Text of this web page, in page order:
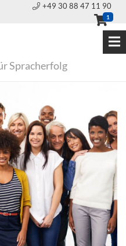
+49 30 88 47 11 90
1
Spracherfolg